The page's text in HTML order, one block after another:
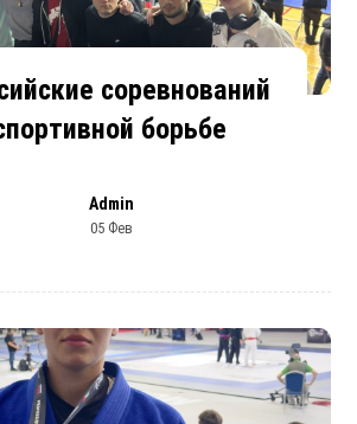
соревнований
борьбе
Admin
05 Фев